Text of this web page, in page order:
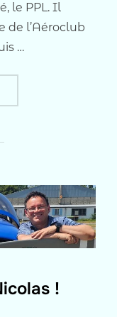
le PPL. Il
de l’Aéroclub
…
SKANDER, 5E PPL DE
!